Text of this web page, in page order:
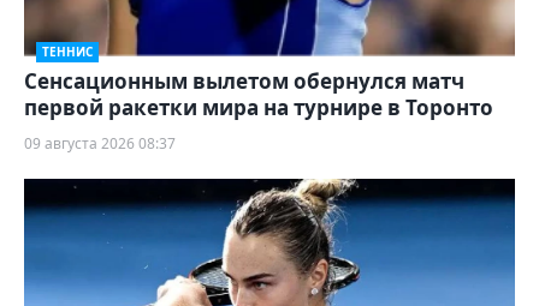
ТЕННИС
Сенсационным вылетом обернулся матч
первой ракетки мира на турнире в Торонто
09 августа 2026 08:37